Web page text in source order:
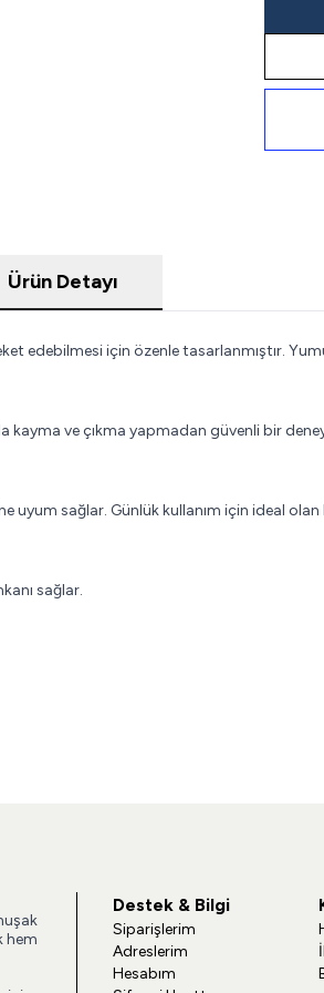
Ürün Detayı
edebilmesi için özenle tasarlanmıştır.
ve çıkma yapmadan güvenli bir
uyum sağlar. Günlük kullanım için ideal
sağlar.
hem
Destek & Bilgi
Siparişlerim
Adreslerim
Hesabım